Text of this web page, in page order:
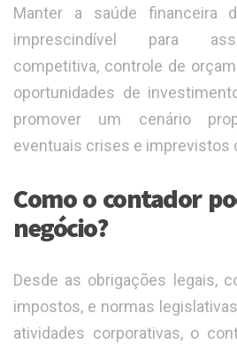
Manter a saúde financeira
imprescindível para
competitiva, controle de
oportunidades de
promover um cenário
eventuais crises e imprevistos
Como o contador
negócio?
Desde as obrigações legais,
impostos, e normas
atividades corporativas, o